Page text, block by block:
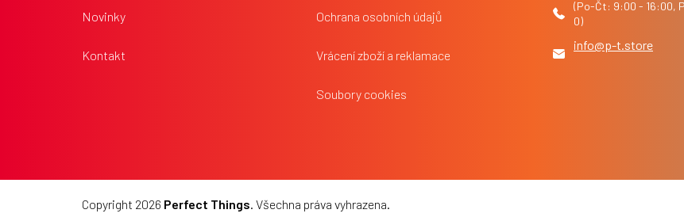
Novinky
Kontakt
Ochrana osobních údajů
Vrácení zboží a reklamace
Soubory cookies
info@p-t.store
Copyright 2026 Perfect Things . Všechna práva vyhrazena.